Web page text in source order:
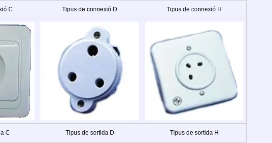
C Tipus de connexió D Tipus de connexió H
C Tipus de sortida D Tipus de sortida H